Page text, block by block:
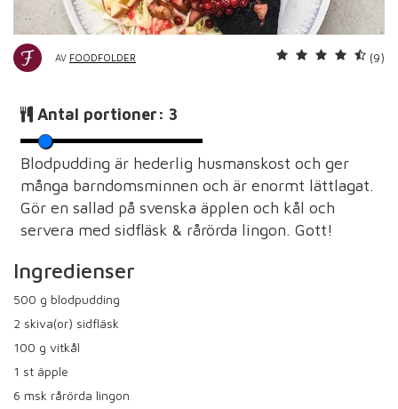
AV FOODFOLDER (9)
Antal portioner: 3
Blodpudding är hederlig husmanskost och ger
många barndomsminnen och är enormt lättlagat.
Gör en sallad på svenska äpplen och kål och
servera med sidfläsk & rårörda lingon. Gott!
Ingredienser
500 g blodpudding
2 skiva(or) sidfläsk
100 g vitkål
1 st äpple
6 msk rårörda lingon